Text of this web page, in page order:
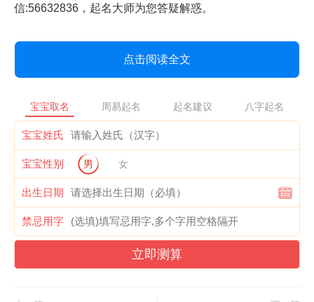
信:56632836，起名大师为您答疑解惑。
点击阅读全文
宝宝取名 周易起名 起名建议 八字起名
宝宝姓氏
宝宝性别 男 女
出生日期
禁忌用字
立即测算